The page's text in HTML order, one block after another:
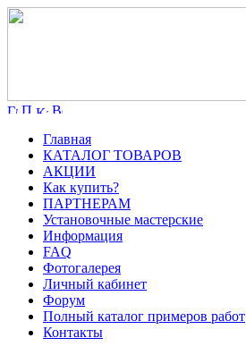
Главная
КАТАЛОГ ТОВАРОВ
АКЦИИ
Как купить?
ПАРТНЕРАМ
Установочные мастерские
Информация
FAQ
Фотогалерея
Личный кабинет
Форум
Полный каталог примеров работ
Контакты